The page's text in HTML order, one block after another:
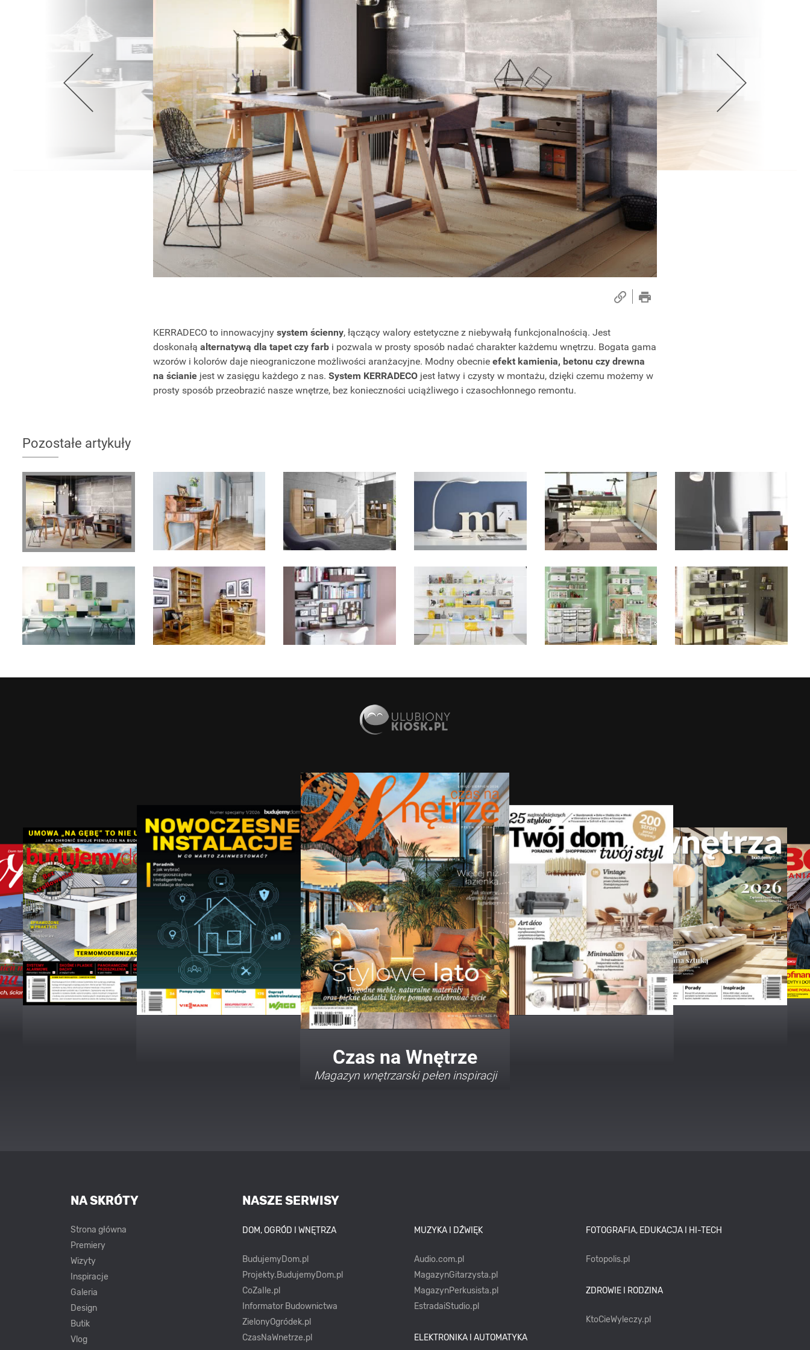
KERRADECO to innowacyjny system ścienny, łączący walory estetyczne z niebywałą funkcjonalnością. Jest
doskonałą alternatywą dla tapet czy farbi pozwala w prosty sposób nadać charakter każdemu wnętrzu. Bogata gama
wzorów i kolorów daje nieograniczone możliwości aranżacyjne. Modny obecnie efekt kamienia, betonu czy drewna
na ścianiejest w zasięgu każdego z nas. System KERRADECOjest łatwy i czysty w montażu, dzięki czemu możemy w
prosty sposób przeobrazić nasze wnętrze, bez konieczności uciążliwego i czasochłonnego remontu.
Pozostałe artykuły
Twój Dom Twój Styl
Porady i inspiracje w najmodniejszych
NASZE SERWISY
DOM, OGRÓD I WNĘTRZA
BudujemyDom.pl
Projekty.BudujemyDom.pl
CoZaIle.pl
Informator Budownictwa
ZielonyOgródek.pl
CzasNaWnetrze.pl
MUZYKA I DŹWIĘK
Audio.com.pl
MagazynGitarzysta.pl
MagazynPerkusista.pl
EstradaiStudio.pl
ELEKTRONIKA I AUTOMATYKA
FOTOGRAFIA, EDUKACJA I HI-TECH
Fotopolis.pl
ZDROWIE I RODZINA
KtoCieWyleczy.pl
NA SKRÓTY
Strona główna
Premiery
Wizyty
Inspiracje
Galeria
Design
Butik
Vlog